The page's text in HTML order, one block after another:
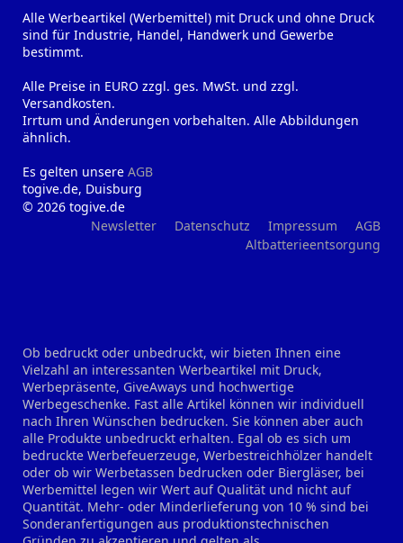
Alle Werbeartikel (Werbemittel) mit Druck und ohne Druck
sind für Industrie, Handel, Handwerk und Gewerbe
bestimmt.
Alle Preise in EURO zzgl. ges. MwSt. und zzgl.
Versandkosten.
Irrtum und Änderungen vorbehalten. Alle Abbildungen
ähnlich.
Es gelten unsere AGB
togive.de, Duisburg
© 2026 togive.de
Newsletter
Datenschutz Impressum
AGB
Altbatterieentsorgung
Ob bedruckt oder unbedruckt, wir bieten Ihnen eine
Vielzahl an interessanten Werbeartikel mit Druck,
Werbepräsente, GiveAways und hochwertige
Werbegeschenke. Fast alle Artikel können wir individuell
nach Ihren Wünschen bedrucken. Sie können aber auch
alle Produkte unbedruckt erhalten. Egal ob es sich um
bedruckte Werbefeuerzeuge, Werbestreichhölzer handelt
oder ob wir Werbetassen bedrucken oder Biergläser, bei
Werbemittel legen wir Wert auf Qualität und nicht auf
Quantität. Mehr- oder Minderlieferung von 10 % sind bei
Sonderanfertigungen aus produktionstechnischen